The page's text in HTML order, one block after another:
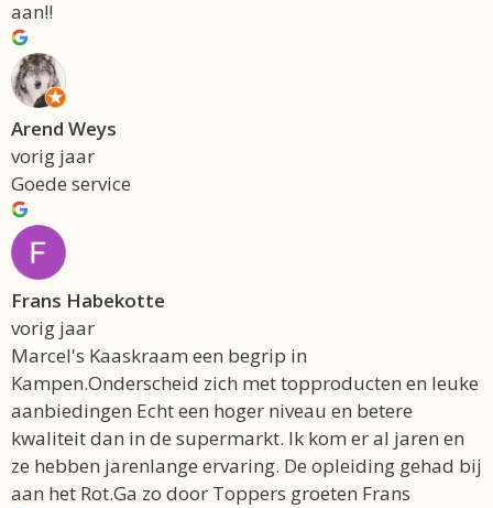
aan!!
Arend Weys
vorig jaar
Goede service
Frans Habekotte
vorig jaar
Marcel's Kaaskraam een begrip in
Kampen.Onderscheid zich met topproducten en leuke
aanbiedingen Echt een hoger niveau en betere
kwaliteit dan in de supermarkt. Ik kom er al jaren en
ze hebben jarenlange ervaring. De opleiding gehad bij
aan het Rot.Ga zo door Toppers groeten Frans